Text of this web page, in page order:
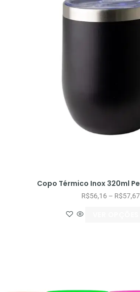
Copo Térmico Inox 320ml
R$56,16 – R$57,67